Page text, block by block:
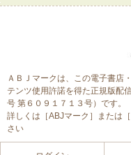
ＡＢＪマークは、この電子書店
テンツ使用許諾を得た正規版配
号 第６０９１７１３号）です。
詳しくは［ABJマーク］または
さい